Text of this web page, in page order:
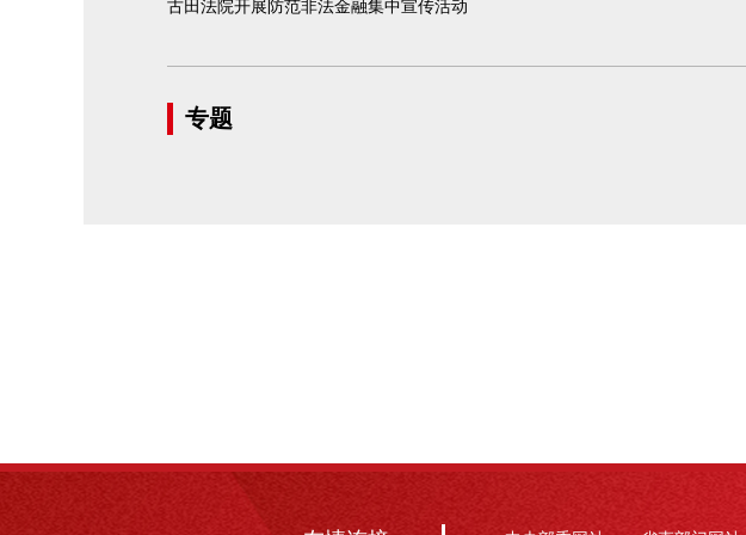
古田法院开展防范非法金融集中宣传活动
专题